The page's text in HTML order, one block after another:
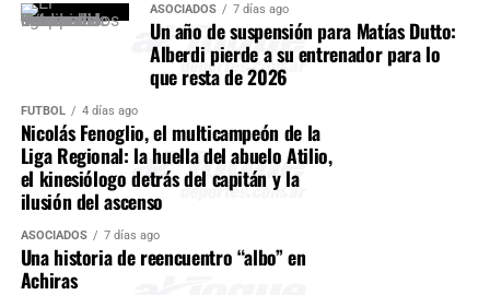
ASOCIADOS 7 días ago
Un año de suspensión para Matías Dutto:
Alberdi pierde a su entrenador para lo
que resta de 2026
FÚTBOL 4 días ago
Nicolás Fenoglio, el multicampeón de la
Liga Regional: la huella del abuelo Atilio,
el kinesiólogo detrás del capitán y la
ilusión del ascenso
ASOCIADOS 7 días ago
Una historia de reencuentro “albo” en
Achiras